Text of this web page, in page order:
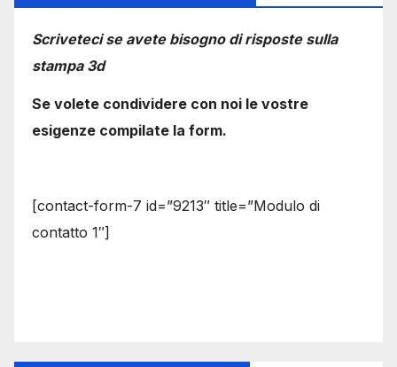
Scriveteci se avete bisogno di risposte sulla
stampa 3d
Se volete condividere con noi le vostre
esigenze compilate la form.
[contact-form-7 id=”9213″ title=”Modulo di
contatto 1″]